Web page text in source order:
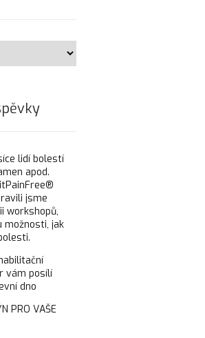
lidí bolestí
apod.
jsme
workshopů,
možnosti, jak
vám posílí
dno
PRO VAŠE